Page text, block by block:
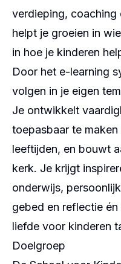
verdieping, coaching
helpt je groeien in
in hoe je kinderen
Door het e-learning
volgen in je eigen
Je ontwikkelt
toepasbaar te
leeftijden, en bouwt
kerk. Je krijgt
onderwijs,
gebed en reflectie
liefde voor kinderen
Doelgroep